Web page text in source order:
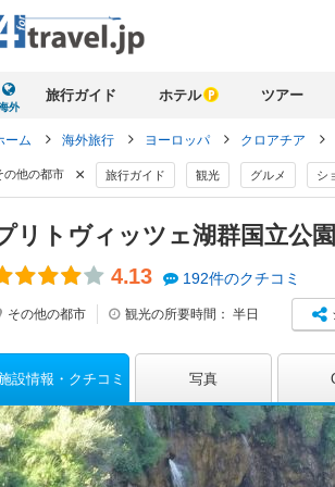
外
旅行ガイド ホテル ツアー
ーム 海外旅行 ヨーロッパ クロアチア
の他の都市 × 旅行ガイド 観光 グルメ シ
リトヴィッツェ湖群国立公園
4.13 192件のクチコミ
その他の都市 観光の所要時間： 半日
設情報 クチコミ 写真